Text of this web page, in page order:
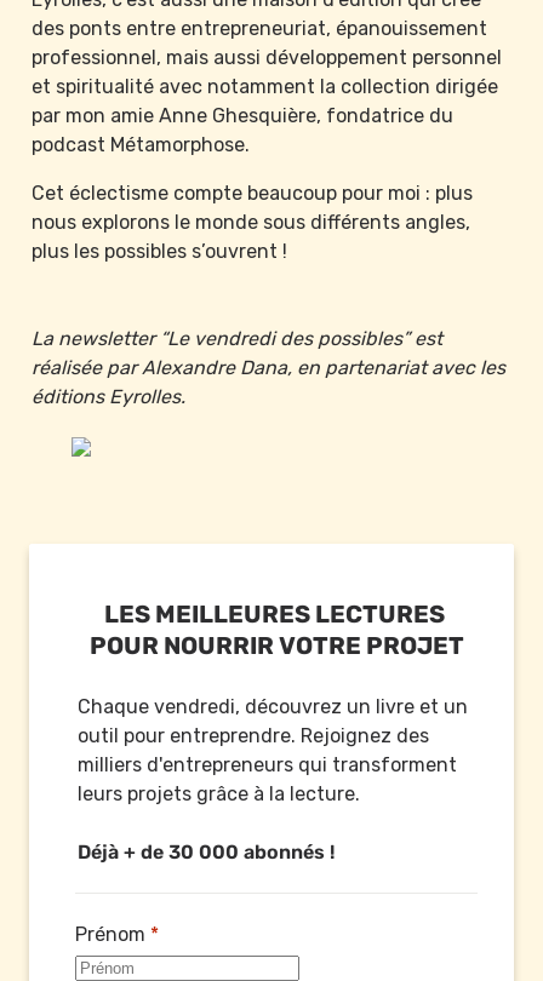
des ponts entre entrepreneuriat, épanouissement
professionnel, mais aussi développement personnel
et spiritualité avec notamment la collection dirigée
par mon amie Anne Ghesquière, fondatrice du
podcast Métamorphose.
Cet éclectisme compte beaucoup pour moi : plus
nous explorons le monde sous différents angles,
plus les possibles s’ouvrent !
La newsletter “Le vendredi des possibles” est
réalisée par Alexandre Dana, en partenariat avec les
éditions Eyrolles.
LES MEILLEURES LECTURES
POUR NOURRIR VOTRE PROJET
Chaque vendredi, découvrez un livre et un
outil pour entreprendre. Rejoignez des
milliers d'entrepreneurs qui transforment
leurs projets grâce à la lecture.
Déjà + de 30 000 abonnés !
Prénom *